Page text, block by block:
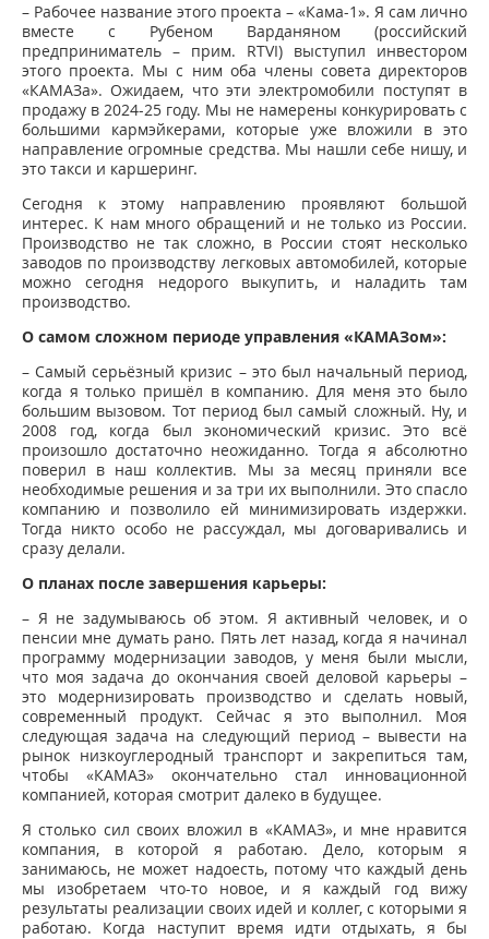
– Рабочее название этого проекта – «Кама-1». Я сам лично
вместе с Рубеном Варданяном (российский
предприниматель – прим. RTVI) выступил инвестором
этого проекта. Мы с ним оба члены совета директоров
«КАМАЗа». Ожидаем, что эти электромобили поступят в
продажу в 2024-25 году. Мы не намерены конкурировать с
большими кармэйкерами, которые уже вложили в это
направление огромные средства. Мы нашли себе нишу, и
это такси и каршеринг.
Сегодня к этому направлению проявляют большой
интерес. К нам много обращений и не только из России.
Производство не так сложно, в России стоят несколько
заводов по производству легковых автомобилей, которые
можно сегодня недорого выкупить, и наладить там
производство.
О самом сложном периоде управления «КАМАЗом»:
– Самый серьёзный кризис – это был начальный период,
когда я только пришёл в компанию. Для меня это было
большим вызовом. Тот период был самый сложный. Ну, и
2008 год, когда был экономический кризис. Это всё
произошло достаточно неожиданно. Тогда я абсолютно
поверил в наш коллектив. Мы за месяц приняли все
необходимые решения и за три их выполнили. Это спасло
компанию и позволило ей минимизировать издержки.
Тогда никто особо не рассуждал, мы договаривались и
сразу делали.
О планах после завершения карьеры:
– Я не задумываюсь об этом. Я активный человек, и о
пенсии мне думать рано. Пять лет назад, когда я начинал
программу модернизации заводов, у меня были мысли,
что моя задача до окончания своей деловой карьеры –
это модернизировать производство и сделать новый,
современный продукт. Сейчас я это выполнил. Моя
следующая задача на следующий период – вывести на
рынок низкоуглеродный транспорт и закрепиться там,
чтобы «КАМАЗ» окончательно стал инновационной
компанией, которая смотрит далеко в будущее.
Я столько сил своих вложил в «КАМАЗ», и мне нравится
компания, в которой я работаю. Дело, которым я
занимаюсь, не может надоесть, потому что каждый день
мы изобретаем что-то новое, и я каждый год вижу
результаты реализации своих идей и коллег, с которыми я
работаю. Когда наступит время идти отдыхать, я бы